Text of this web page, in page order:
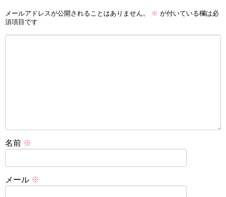
メールアドレスが公開されることはありません。 ※ が付いている欄は必
須項目です
名前 ※
メール ※